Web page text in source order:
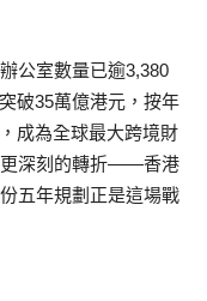
公室數量已逾3,380
破35萬億港元，按年
成為全球最大跨境財
更深刻的轉折——香港
五年規劃正是這場戰